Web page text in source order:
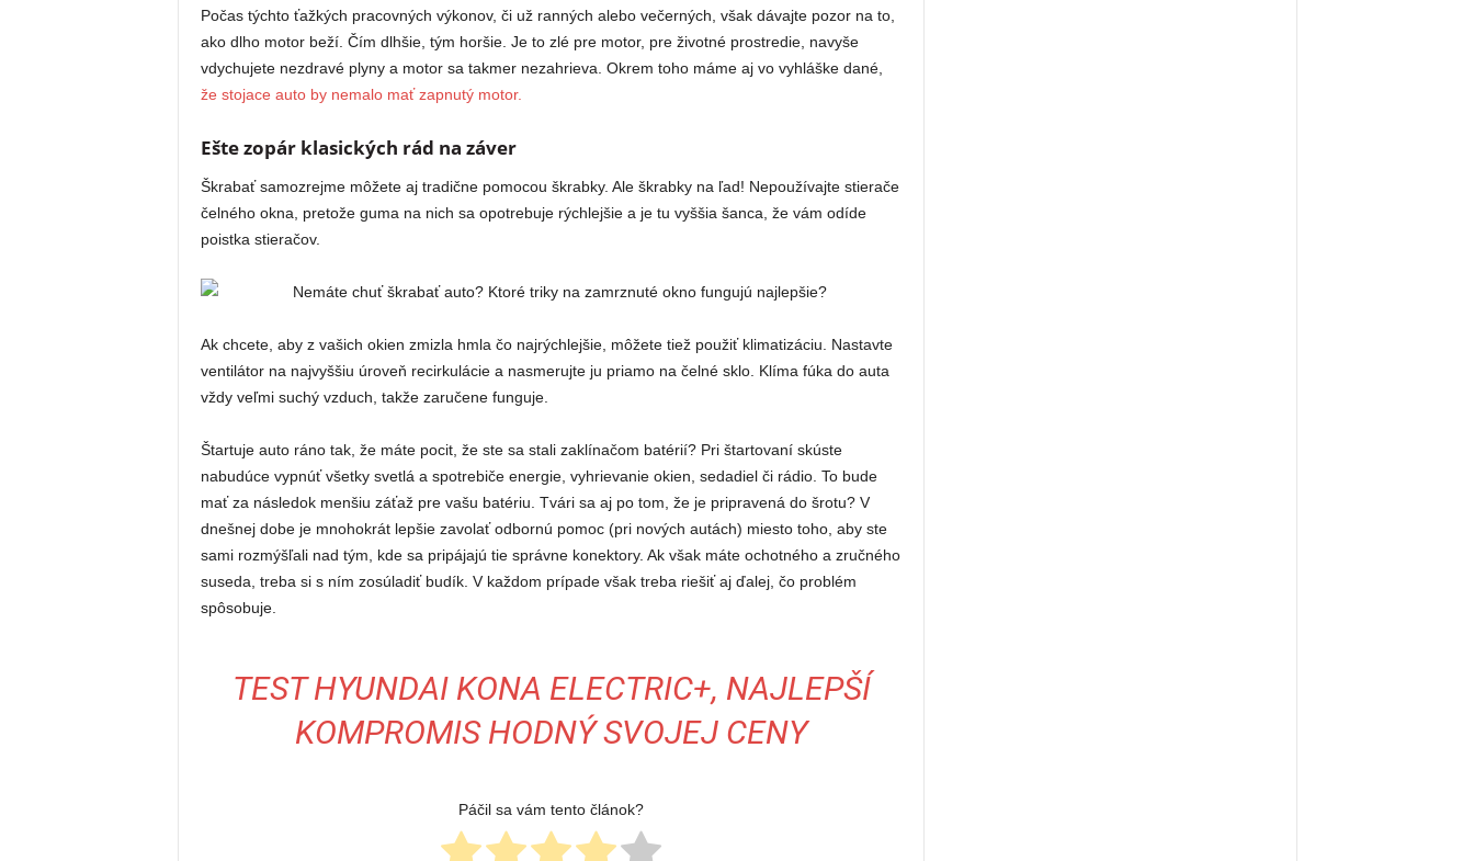
Počas týchto ťažkých pracovných výkonov, či už ranných alebo večerných, však dávajte pozor na to,
ako dlho motor beží. Čím dlhšie, tým horšie. Je to zlé pre motor, pre životné prostredie, navyše
vdychujete nezdravé plyny a motor sa takmer nezahrieva. Okrem toho máme aj vo vyhláške dané,
že stojace auto by nemalo mať zapnutý motor.
Ešte zopár klasických rád na záver
Škrabať samozrejme môžete aj tradične pomocou škrabky. Ale škrabky na ľad! Nepoužívajte stierače
čelného okna, pretože guma na nich sa opotrebuje rýchlejšie a je tu vyššia šanca, že vám odíde
poistka stieračov.
Ak chcete, aby z vašich okien zmizla hmla čo najrýchlejšie, môžete tiež použiť klimatizáciu. Nastavte
ventilátor na najvyššiu úroveň recirkulácie a nasmerujte ju priamo na čelné sklo. Klíma fúka do auta
vždy veľmi suchý vzduch, takže zaručene funguje.
Štartuje auto ráno tak, že máte pocit, že ste sa stali zaklínačom batérií? Pri štartovaní skúste
nabudúce vypnúť všetky svetlá a spotrebiče energie, vyhrievanie okien, sedadiel či rádio. To bude
mať za následok menšiu záťaž pre vašu batériu. Tvári sa aj po tom, že je pripravená do šrotu? V
dnešnej dobe je mnohokrát lepšie zavolať odbornú pomoc (pri nových autách) miesto toho, aby ste
sami rozmýšľali nad tým, kde sa pripájajú tie správne konektory. Ak však máte ochotného a zručného
suseda, treba si s ním zosúladiť budík. V každom prípade však treba riešiť aj ďalej, čo problém
spôsobuje.
TEST HYUNDAI KONA ELECTRIC+, NAJLEPŠÍ
KOMPROMIS HODNÝ SVOJEJ CENY
Páčil sa vám tento článok?